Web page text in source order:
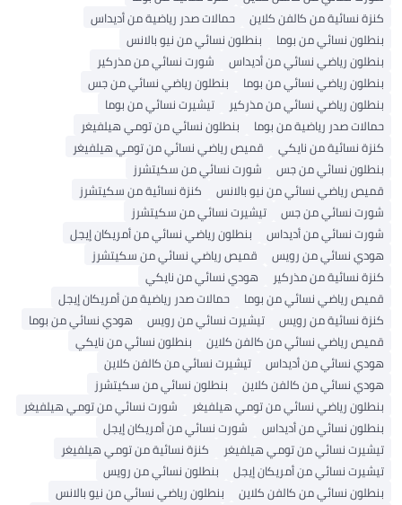
نسائية من كالفن كلاين
حمالات صدر رياضية من أديداس
نسائي من بوما
بنطلون نسائي من نيو بالانس
رياضي نسائي من أديداس
شورت نسائي من مذركير
رياضي نسائي من بوما
بنطلون رياضي نسائي من جس
رياضي نسائي من مذركير
تيشيرت نسائي من بوما
صدر رياضية من بوما
بنطلون نسائي من تومي هيلفيغر
نسائية من نايكي
قميص رياضي نسائي من تومي هيلفيغر
نسائي من جس
شورت نسائي من سكيتشرز
رياضي نسائي من نيو بالانس
كنزة نسائية من سكيتشرز
نسائي من جس
تيشيرت نسائي من سكيتشرز
نسائي من أديداس
بنطلون رياضي نسائي من أمريكان إيجل
نسائي من رويس
قميص رياضي نسائي من سكيتشرز
نسائية من مذركير
هودي نسائي من نايكي
رياضي نسائي من بوما
حمالات صدر رياضية من أمريكان إيجل
نسائية من رويس
تيشيرت نسائي من رويس
هودي نسائي من بوما
رياضي نسائي من كالفن كلاين
بنطلون نسائي من نايكي
نسائي من أديداس
تيشيرت نسائي من كالفن كلاين
نسائي من كالفن كلاين
بنطلون نسائي من سكيتشرز
رياضي نسائي من تومي هيلفيغر
شورت نسائي من تومي هيلفيغر
نسائي من أديداس
شورت نسائي من أمريكان إيجل
نسائي من تومي هيلفيغر
كنزة نسائية من تومي هيلفيغر
نسائي من أمريكان إيجل
بنطلون نسائي من رويس
نسائي من كالفن كلاين
بنطلون رياضي نسائي من نيو بالانس